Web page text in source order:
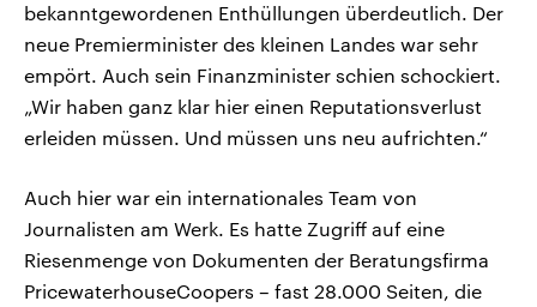
bekanntgewordenen Enthüllungen überdeutlich. Der
neue Premierminister des kleinen Landes war sehr
empört. Auch sein Finanzminister schien schockiert.
„Wir haben ganz klar hier einen Reputationsverlust
erleiden müssen. Und müssen uns neu aufrichten.“
Auch hier war ein internationales Team von
Journalisten am Werk. Es hatte Zugriff auf eine
Riesenmenge von Dokumenten der Beratungsfirma
PricewaterhouseCoopers – fast 28.000 Seiten, die